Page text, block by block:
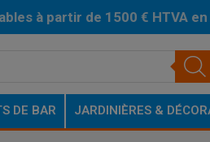
à partir de 1500 € HTVA
DE BAR JARDINIÈRES &